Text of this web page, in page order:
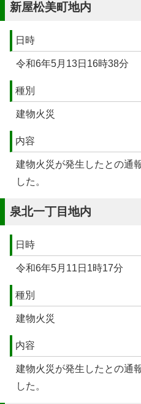
新屋松美町地内
日時
令和6年5月13日16時38分
種別
建物火災
内容
建物火災が発生したとの通
した。
泉北一丁目地内
日時
令和6年5月11日1時17分
種別
建物火災
内容
建物火災が発生したとの通
した。